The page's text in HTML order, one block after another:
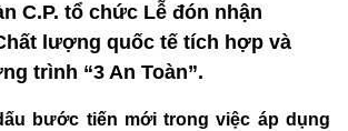
C.P. tổ chức Lễ đón nhận
lượng quốc tế tích hợp và
trình “3 An Toàn”.
bước tiến mới trong việc áp dụng